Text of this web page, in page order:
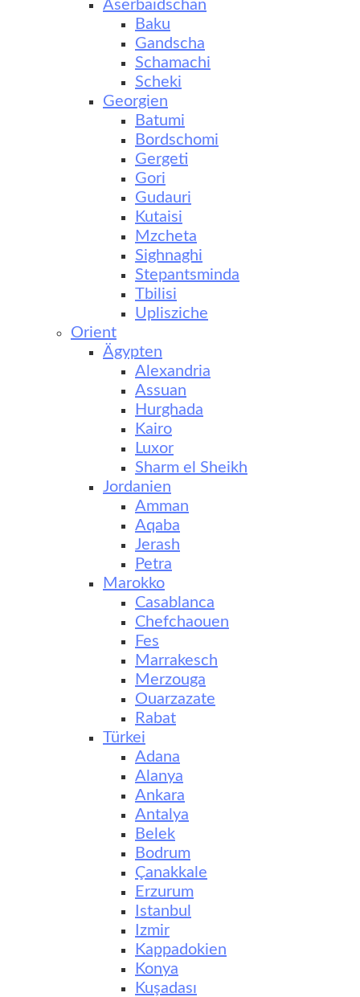
Aserbaidschan
Baku
Gandscha
Schamachi
Scheki
Georgien
Batumi
Bordschomi
Gergeti
Gori
Gudauri
Kutaisi
Mzcheta
Sighnaghi
Stepantsminda
Tbilisi
Uplisziche
Orient
Ägypten
Alexandria
Assuan
Hurghada
Kairo
Luxor
Sharm el Sheikh
Jordanien
Amman
Aqaba
Jerash
Petra
Marokko
Casablanca
Chefchaouen
Fes
Marrakesch
Merzouga
Ouarzazate
Rabat
Türkei
Adana
Alanya
Ankara
Antalya
Belek
Bodrum
Çanakkale
Erzurum
Istanbul
Izmir
Kappadokien
Konya
Kuşadası